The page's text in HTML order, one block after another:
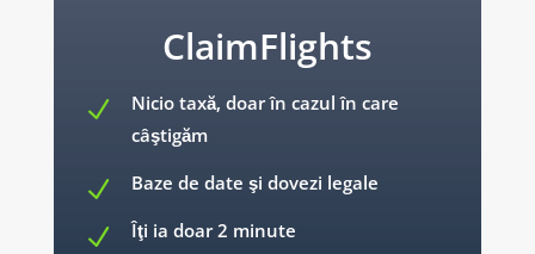
ClaimFlights
N
Nicio taxă, doar în cazul în care
câştigăm
N Baze de date şi dovezi legale
N Îţi ia doar 2 minute